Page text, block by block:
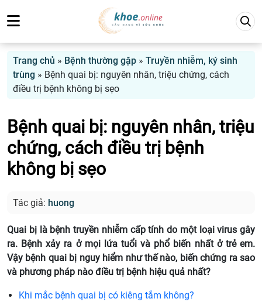
Trang chủ » Bệnh thường gặp » Truyền nhiễm, ký sinh
trùng » Bệnh quai bị: nguyên nhân, triệu chứng, cách
điều trị bệnh không bị sẹo
Bệnh quai bị: nguyên nhân, triệu
chứng, cách điều trị bệnh
không bị sẹo
Tác giả: huong
Quai bị là bệnh truyền nhiễm cấp tính do một loại virus gây
ra. Bệnh xảy ra ở mọi lứa tuổi và phổ biến nhất ở trẻ em.
Vậy bệnh quai bị nguy hiểm như thế nào, biến chứng ra sao
và phương pháp nào điều trị bệnh hiệu quả nhất?
Khi mắc bệnh quai bị có kiêng tắm không?